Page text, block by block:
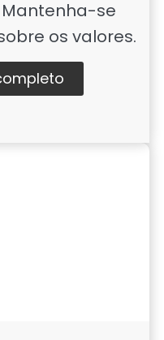
Mantenha-se
os valores.